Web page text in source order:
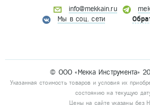
info@mekkain.ru
Мы в соц. сети
© ООО «Мекка Инструмента»
Указанная стоимость товаров и условия их
состоянию на текущую
Цены на сайте указаны без